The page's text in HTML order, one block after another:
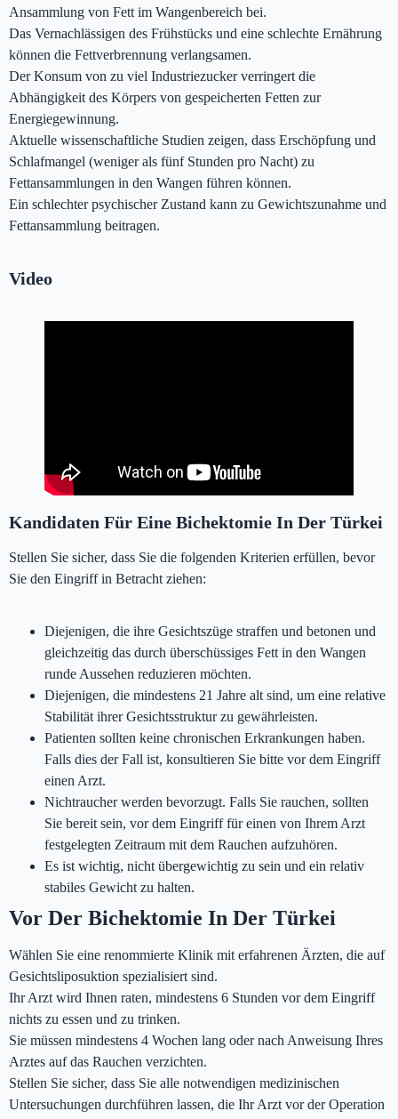
Ansammlung von Fett im Wangenbereich bei.
Das Vernachlässigen des Frühstücks und eine schlechte Ernährung
können die Fettverbrennung verlangsamen.
Der Konsum von zu viel Industriezucker verringert die
Abhängigkeit des Körpers von gespeicherten Fetten zur
Energiegewinnung.
Aktuelle wissenschaftliche Studien zeigen, dass Erschöpfung und
Schlafmangel (weniger als fünf Stunden pro Nacht) zu
Fettansammlungen in den Wangen führen können.
Ein schlechter psychischer Zustand kann zu Gewichtszunahme und
Fettansammlung beitragen.
Video
Bichektomie in Der Türkei
Kandidaten Für Eine Bichektomie In Der Türkei
Stellen Sie sicher, dass Sie die folgenden Kriterien erfüllen, bevor
Sie den Eingriff in Betracht ziehen:
Diejenigen, die ihre Gesichtszüge straffen und betonen und
gleichzeitig das durch überschüssiges Fett in den Wangen
runde Aussehen reduzieren möchten.
Diejenigen, die mindestens 21 Jahre alt sind, um eine relative
Stabilität ihrer Gesichtsstruktur zu gewährleisten.
Patienten sollten keine chronischen Erkrankungen haben.
Falls dies der Fall ist, konsultieren Sie bitte vor dem Eingriff
einen Arzt.
Nichtraucher werden bevorzugt. Falls Sie rauchen, sollten
Sie bereit sein, vor dem Eingriff für einen von Ihrem Arzt
festgelegten Zeitraum mit dem Rauchen aufzuhören.
Es ist wichtig, nicht übergewichtig zu sein und ein relativ
stabiles Gewicht zu halten.
Vor Der Bichektomie In Der Türkei
Wählen Sie eine renommierte Klinik mit erfahrenen Ärzten, die auf
Gesichtsliposuktion spezialisiert sind.
Ihr Arzt wird Ihnen raten, mindestens 6 Stunden vor dem Eingriff
nichts zu essen und zu trinken.
Sie müssen mindestens 4 Wochen lang oder nach Anweisung Ihres
Arztes auf das Rauchen verzichten.
Stellen Sie sicher, dass Sie alle notwendigen medizinischen
Untersuchungen durchführen lassen, die Ihr Arzt vor der Operation